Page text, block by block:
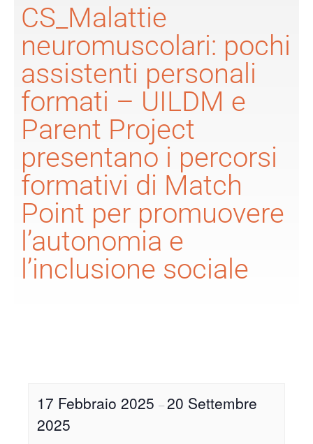
CS_Malattie
neuromuscolari: pochi
assistenti personali
formati – UILDM e
Parent Project
presentano i percorsi
formativi di Match
Point per promuovere
l’autonomia e
l’inclusione sociale
17 Febbraio 2025 – 20 Settembre
2025